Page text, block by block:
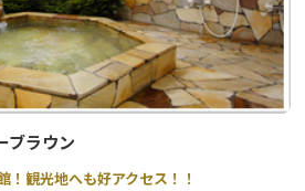
ブラウン
！観光地へも好アクセス！！